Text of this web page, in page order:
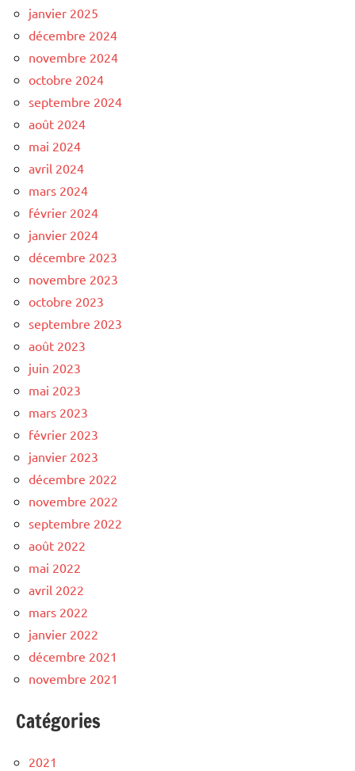
janvier 2025
décembre 2024
novembre 2024
octobre 2024
septembre 2024
août 2024
mai 2024
avril 2024
mars 2024
février 2024
janvier 2024
décembre 2023
novembre 2023
octobre 2023
septembre 2023
août 2023
juin 2023
mai 2023
mars 2023
février 2023
janvier 2023
décembre 2022
novembre 2022
septembre 2022
août 2022
mai 2022
avril 2022
mars 2022
janvier 2022
décembre 2021
novembre 2021
Catégories
2021